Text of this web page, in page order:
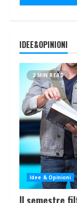
IDEE&OPINIONI
2 MIN READ
Idee & Opinioni